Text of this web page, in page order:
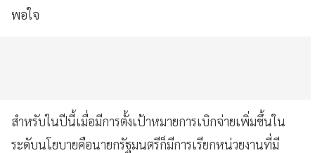
พอใจ
สำหรับในปีนี้เมื่อมีการตั้งเป้าหมายการเบิกจ่ายเพิ่มขึ้นใน
ระดับนโยบายคือนายกรัฐมนตรีก็มีการเรียกหน่วยงานที่มี